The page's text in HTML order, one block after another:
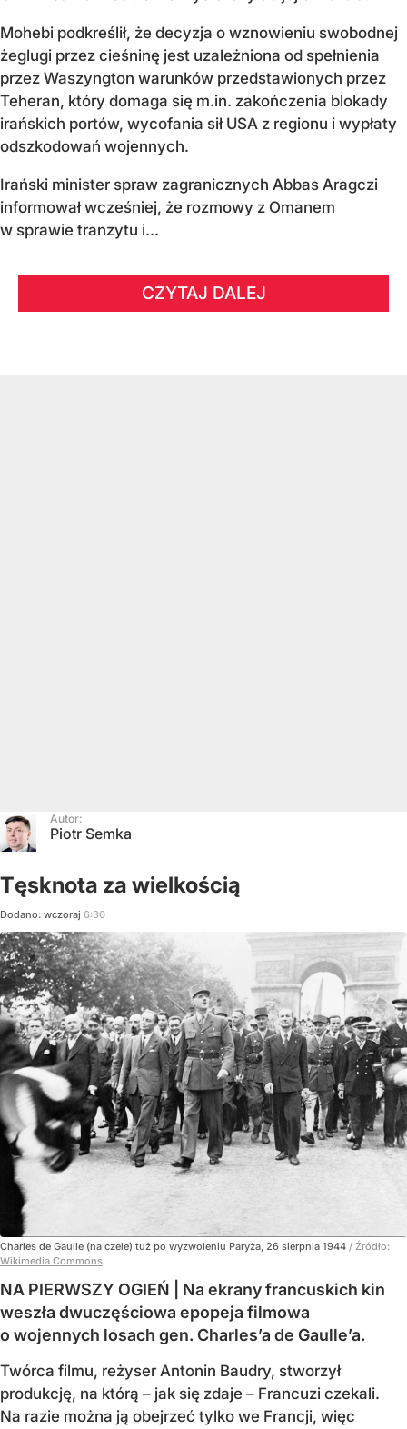
Mohebi podkreślił, że decyzja o wznowieniu swobodnej
żeglugi przez cieśninę jest uzależniona od spełnienia
przez Waszyngton warunków przedstawionych przez
Teheran, który domaga się m.in. zakończenia blokady
irańskich portów, wycofania sił USA z regionu i wypłaty
odszkodowań wojennych.
Irański minister spraw zagranicznych Abbas Aragczi
informował wcześniej, że rozmowy z Omanem
w sprawie tranzytu i...
CZYTAJ DALEJ
Autor:
Piotr Semka
Tęsknota za wielkością
Dodano: wczoraj 6:30
Charles de Gaulle (na czele) tuż po wyzwoleniu Paryża, 26 sierpnia 1944 / Źródło:
Wikimedia Commons
NA PIERWSZY OGIEŃ | Na ekrany francuskich kin
weszła dwuczęściowa epopeja filmowa
o wojennych losach gen. Charles’a de Gaulle’a.
Twórca filmu, reżyser Antonin Baudry, stworzył
produkcję, na którą – jak się zdaje – Francuzi czekali.
Na razie można ją obejrzeć tylko we Francji, więc